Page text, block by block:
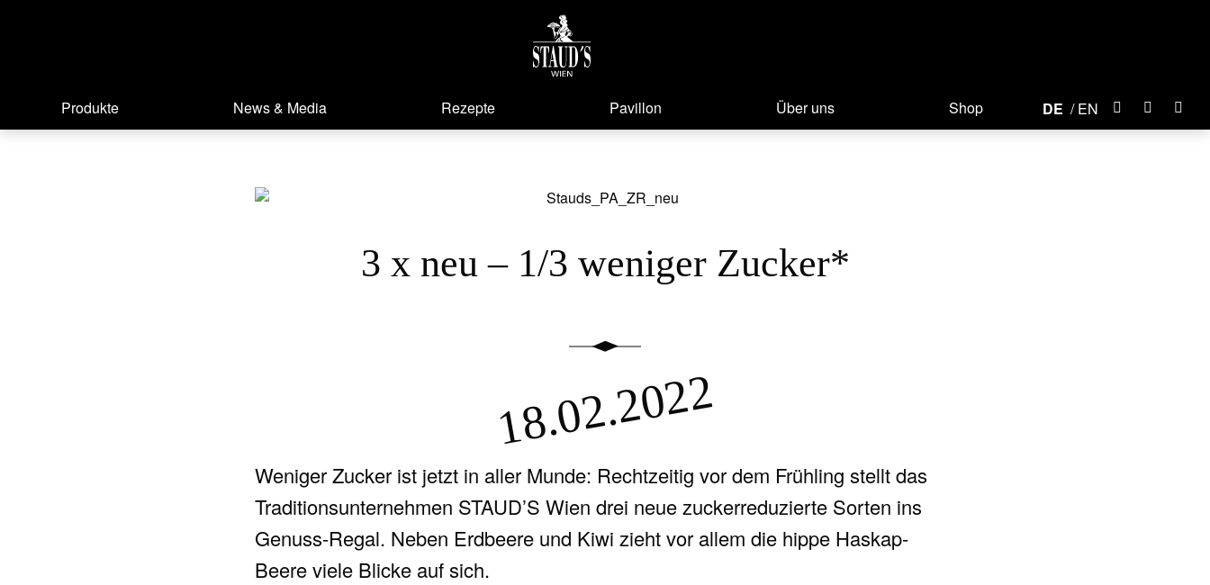
Produkte News & Media Rezepte Pavillon Über uns Shop DE EN
3 x neu – 1/3 weniger Zucker*
18.02.2022
Weniger Zucker ist jetzt in aller Munde: Rechtzeitig vor dem Frühling stellt das
Traditionsunternehmen STAUD’S Wien drei neue zuckerreduzierte Sorten ins
Genuss-Regal. Neben Erdbeere und Kiwi zieht vor allem die hippe Haskap-
Beere viele Blicke auf sich.